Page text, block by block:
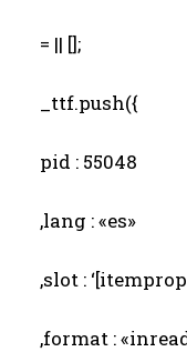
= || [];
_ttf.push({
pid : 55048
,lang : «es»
,slot :
,format :